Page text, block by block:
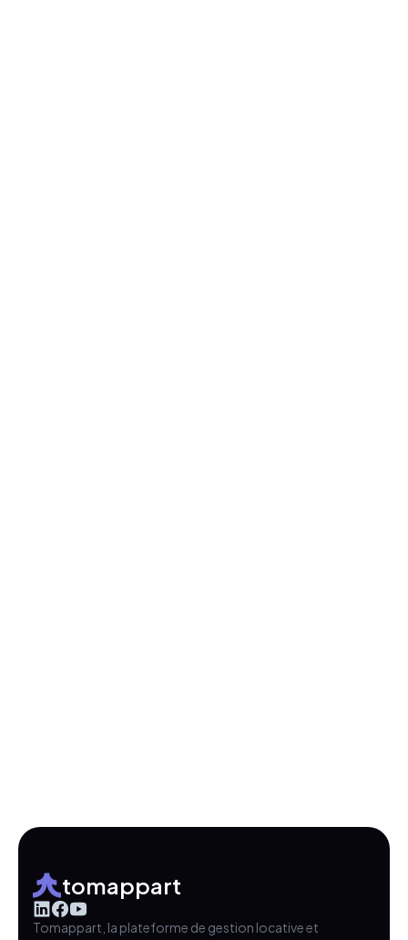
tomappart
Tomappart, la plateforme de gestion locative et